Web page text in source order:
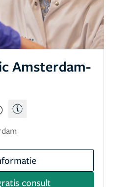
Amsterdam-
consult